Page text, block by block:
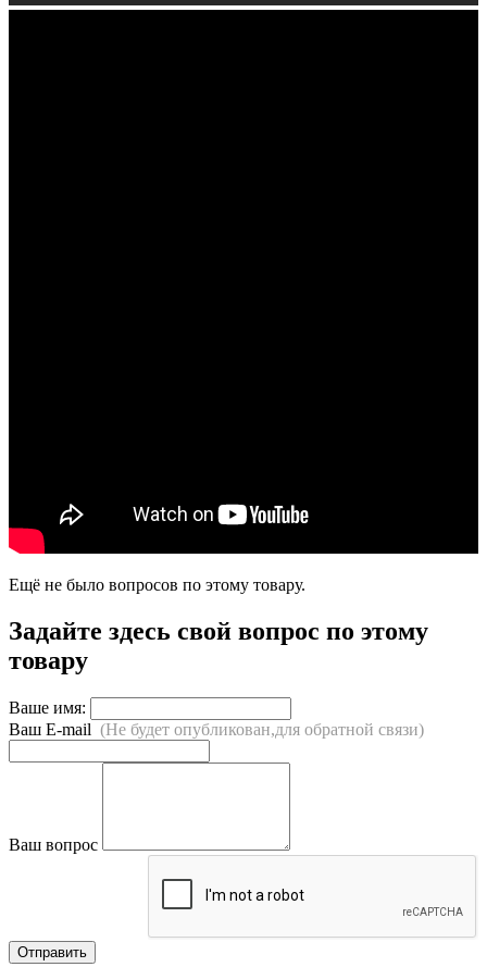
Ещё не было вопросов по этому товару.
Задайте здесь свой вопрос по этому
товару
Ваше имя:
Ваш E-mail (Не будет опубликован,для обратной связи)
Ваш вопрос
Отправить